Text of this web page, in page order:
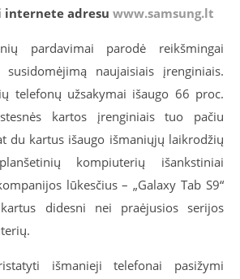
internete adresu www.samsung.lt
pardavimai parodė reikšmingai
naujaisiais įrenginiais.
telefonų užsakymai išaugo 66 proc.
kartos įrenginiais tuo pačiu
du kartus išaugo išmaniųjų laikrodžių
kompiuterių išankstiniai
lūkesčius – „Galaxy Tab S9“
didesni nei praėjusios serijos
išmanieji telefonai pasižymi